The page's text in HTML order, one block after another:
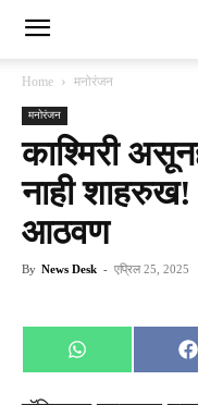
Home मनोरंजन
मनोरंजन
काश्मिरी
नाही शाहरुख!
आठवण
By News Desk - एप्रिल 25, 2025
Share
on
WhatsApp